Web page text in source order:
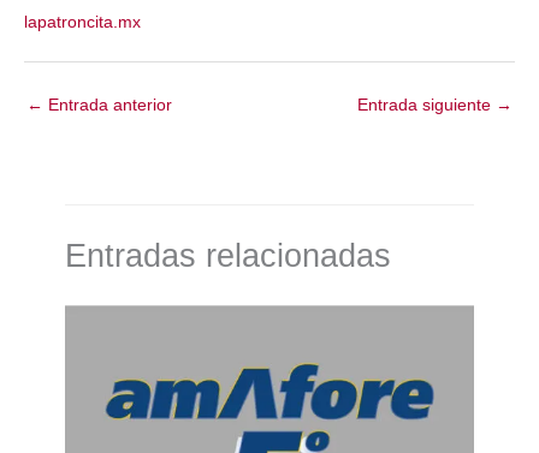
lapatroncita.mx
← Entrada anterior Entrada siguiente →
Entradas relacionadas